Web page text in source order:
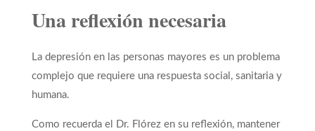
Una reflexión necesaria
La depresión en las personas mayores es un problema
complejo que requiere una respuesta social, sanitaria y
humana.
Como recuerda el Dr. Flórez en su reflexión, mantener